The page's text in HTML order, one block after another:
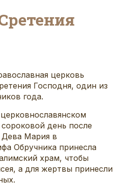
церковь
Господня, один из
года.
день после
Мария в
Обручника принесла
храм, чтобы
а для жертвы принесли